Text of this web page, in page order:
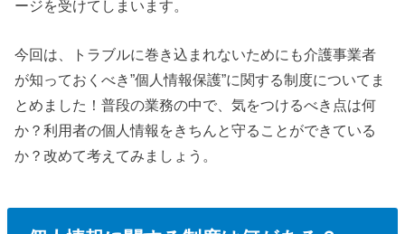
ージを受けてしまいます。
今回は、トラブルに巻き込まれないためにも介護事業者
が知っておくべき”個人情報保護”に関する制度についてま
とめました！普段の業務の中で、気をつけるべき点は何
か？利用者の個人情報をきちんと守ることができている
か？改めて考えてみましょう。